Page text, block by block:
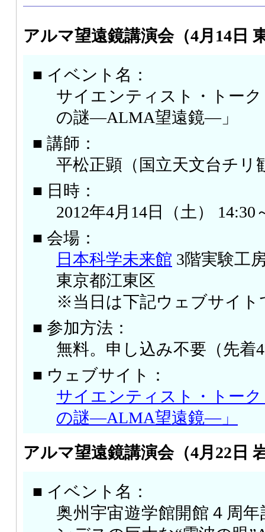
アルマ望遠鏡講演会（4月14日
■ イベント名：
サイエンティスト・トー
の謎―ALMA望遠鏡―」
■ 講師：
平松正顕（国立天文台チリ
■ 日時：
2012年4月14日（土） 14:30
■ 会場：
日本科学未来館 3階実験工
東京都江東区
※当日は下記ウェブサイト
■ 参加方法：
無料。申し込み不要（先着
■ ウェブサイト：
サイエンティスト・トー
の謎―ALMA望遠鏡―」
アルマ望遠鏡講演会（4月22日
■ イベント名：
奥州宇宙遊学館開館４周